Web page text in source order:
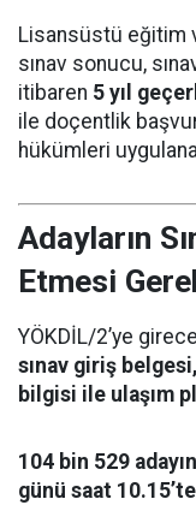
Lisansüstü eğitim
sınav sonucu,
itibaren 5 yıl
ile doçentlik
hükümleri
Adayların
Etmesi
YÖKDİL/2’ye
sınav giriş
bilgisi ile ulaşım
104 bin 529
günü saat